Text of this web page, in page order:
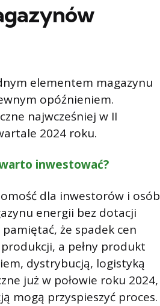
elementem magazynu
opóźnieniem.
najwcześniej w II
2024 roku.
inwestować?
dla inwestorów i osób
energii bez dotacji
że spadek cen
a pełny produkt
dystrybucją, logistyką
już w połowie roku 2024,
mogą przyspieszyć proces.